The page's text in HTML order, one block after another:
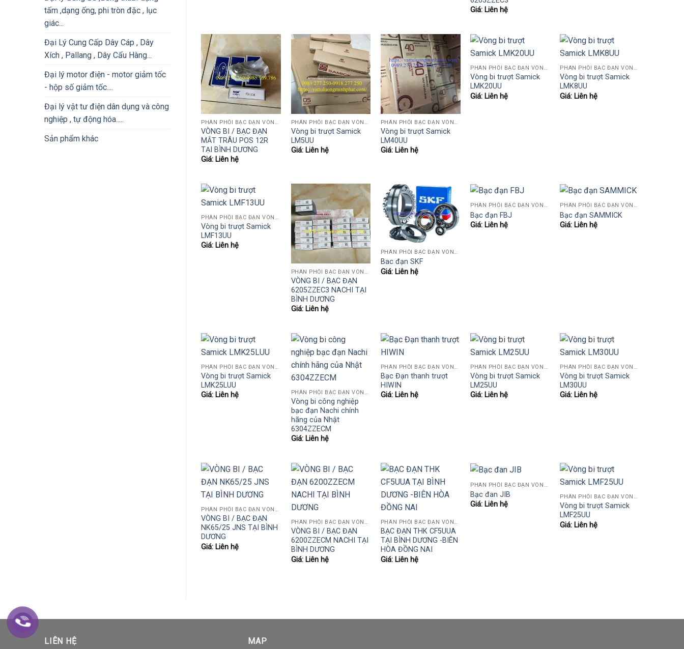
tấm ,dạng ống, phi tròn đặc , lục
giác...
Đại Lý Cung Cấp Dây Cáp , Dây
Xích , Pallang , Dây Cẩu Hàng...
Đại lý motor điện - motor giảm tốc
- hộp số giảm tốc....
Đại lý vật tư điện dân dụng và công
nghiệp , tự động hóa.....
Sản phẩm khác
Giá: Liên hệ
PHÂN PHỐI BẠC ĐẠN VÒNG BI KOYO,NSK,SKF,ASHAHI,JIB,FBJ,SAMICK.....
VÒNG BI / BẠC ĐẠN
MẮT TRÂU POS 12R
TẠI BÌNH DƯƠNG
Giá: Liên hệ
PHÂN PHỐI BẠC ĐẠN VÒNG BI KOYO,NSK,SKF,ASHAHI,JIB,FBJ,SAMICK.....
Vòng bi trượt Samick
LM5UU
Giá: Liên hệ
PHÂN PHỐI BẠC ĐẠN VÒNG BI KOYO,NSK,SKF,ASHAHI,JIB,FBJ,SAMICK.....
Vòng bi trượt Samick
LM40UU
Giá: Liên hệ
PHÂN PHỐI BẠC ĐẠN VÒNG BI KOYO,NSK,SKF,ASHAHI,JIB,FBJ,SAMICK.....
Vòng bi trượt Samick
LMK20UU
Giá: Liên hệ
PHÂN PHỐI BẠC ĐẠN VÒNG BI KOYO,NSK,SKF,ASHAHI,JIB,FBJ,SAMICK.....
Vòng bi trượt Samick
LMK8UU
Giá: Liên hệ
PHÂN PHỐI BẠC ĐẠN VÒNG BI KOYO,NSK,SKF,ASHAHI,JIB,FBJ,SAMICK.....
Vòng bi trượt Samick
LMF13UU
Giá: Liên hệ
PHÂN PHỐI BẠC ĐẠN VÒNG BI KOYO,NSK,SKF,ASHAHI,JIB,FBJ,SAMICK.....
VÒNG BI / BẠC ĐẠN
6205ZZEC3 NACHI TẠI
BÌNH DƯƠNG
Giá: Liên hệ
PHÂN PHỐI BẠC ĐẠN VÒNG BI KOYO,NSK,SKF,ASHAHI,JIB,FBJ,SAMICK.....
Bac đạn SKF
Giá: Liên hệ
PHÂN PHỐI BẠC ĐẠN VÒNG BI KOYO,NSK,SKF,ASHAHI,JIB,FBJ,SAMICK.....
Bạc đạn FBJ
Giá: Liên hệ
PHÂN PHỐI BẠC ĐẠN VÒNG BI KOYO,NSK,SKF,ASHAHI,JIB,FBJ,SAMICK.....
Bạc đạn SAMMICK
Giá: Liên hệ
PHÂN PHỐI BẠC ĐẠN VÒNG BI KOYO,NSK,SKF,ASHAHI,JIB,FBJ,SAMICK.....
Vòng bi trượt Samick
LMK25LUU
Giá: Liên hệ
PHÂN PHỐI BẠC ĐẠN VÒNG BI KOYO,NSK,SKF,ASHAHI,JIB,FBJ,SAMICK.....
Vòng bi công nghiệp
bạc đạn Nachi chính
hãng của Nhật
6304ZZECM
Giá: Liên hệ
PHÂN PHỐI BẠC ĐẠN VÒNG BI KOYO,NSK,SKF,ASHAHI,JIB,FBJ,SAMICK.....
Bạc Đạn thanh trượt
HIWIN
Giá: Liên hệ
PHÂN PHỐI BẠC ĐẠN VÒNG BI KOYO,NSK,SKF,ASHAHI,JIB,FBJ,SAMICK.....
Vòng bi trượt Samick
LM25UU
Giá: Liên hệ
PHÂN PHỐI BẠC ĐẠN VÒNG BI KOYO,NSK,SKF,ASHAHI,JIB,FBJ,SAMICK.....
Vòng bi trượt Samick
LM30UU
Giá: Liên hệ
PHÂN PHỐI BẠC ĐẠN VÒNG BI KOYO,NSK,SKF,ASHAHI,JIB,FBJ,SAMICK.....
VÒNG BI / BẠC ĐẠN
NK65/25 JNS TẠI BÌNH
DƯƠNG
Giá: Liên hệ
PHÂN PHỐI BẠC ĐẠN VÒNG BI KOYO,NSK,SKF,ASHAHI,JIB,FBJ,SAMICK.....
VÒNG BI / BẠC ĐẠN
6200ZZECM NACHI TẠI
BÌNH DƯƠNG
Giá: Liên hệ
PHÂN PHỐI BẠC ĐẠN VÒNG BI KOYO,NSK,SKF,ASHAHI,JIB,FBJ,SAMICK.....
BẠC ĐẠN THK CF5UUA
TẠI BÌNH DƯƠNG -BIÊN
HÒA ĐỒNG NAI
Giá: Liên hệ
Bạc đan JIB
Giá: Liên hệ
PHÂN PHỐI BẠC ĐẠN VÒNG BI KOYO,NSK,SKF,ASHAHI,JIB,FBJ,SAMICK.....
Vòng bi trượt Samick
LMF25UU
Giá: Liên hệ
LIÊN HỆ MAP